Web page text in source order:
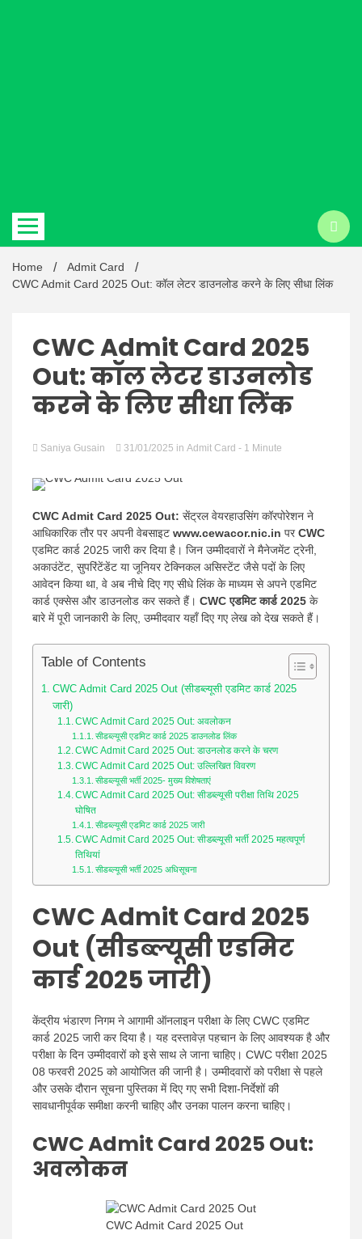
Latest
Hindi
News
Home
Admit Card
CWC Admit Card 2025 Out: कॉल लेटर डाउनलोड करने के लिए सीधा लिंक
CWC Admit Card 2025
Out: कॉल लेटर डाउनलोड
करने के लिए सीधा लिंक
Saniya Gusain 31/01/2025 in Admit Card - 1 Minute
CWC Admit Card 2025 Out: सेंट्रल वेयरहाउसिंग कॉरपोरेशन ने
आधिकारिक तौर पर अपनी वेबसाइट www.cewacor.nic.in परCWC
एडमिट कार्ड 2025 जारी कर दिया है। जिन उम्मीदवारों ने मैनेजमेंट ट्रेनी,
अकाउंटेंट, सुपरिंटेंडेंट या जूनियर टेक्निकल असिस्टेंट जैसे पदों के लिए
आवेदन किया था, वे अब नीचे दिए गए सीधे लिंक के माध्यम से अपने एडमिट
कार्ड एक्सेस और डाउनलोड कर सकते हैं। CWC एडमिट कार्ड 2025 के
बारे में पूरी जानकारी के लिए, उम्मीदवार यहाँ दिए गए लेख को देख सकते हैं।
Table of Contents
CWC Admit Card 2025 Out (सीडब्ल्यूसी एडमिट कार्ड 2025
जारी)
CWC Admit Card 2025 Out: अवलोकन
सीडब्ल्यूसी एडमिट कार्ड 2025 डाउनलोड लिंक
CWC Admit Card 2025 Out: डाउनलोड करने के चरण
CWC Admit Card 2025 Out: उल्लिखित विवरण
सीडब्ल्यूसी भर्ती 2025- मुख्य विशेषताएं
CWC Admit Card 2025 Out: सीडब्ल्यूसी परीक्षा तिथि 2025
घोषित
सीडब्ल्यूसी एडमिट कार्ड 2025 जारी
CWC Admit Card 2025 Out: सीडब्ल्यूसी भर्ती 2025 महत्वपूर्ण
तिथियां
सीडब्ल्यूसी भर्ती 2025 अधिसूचना
CWC Admit Card 2025
Out (सीडब्ल्यूसी एडमिट
कार्ड 2025 जारी)
केंद्रीय भंडारण निगम ने आगामी ऑनलाइन परीक्षा के लिए CWC एडमिट
कार्ड 2025 जारी कर दिया है। यह दस्तावेज़ पहचान के लिए आवश्यक है और
परीक्षा के दिन उम्मीदवारों को इसे साथ ले जाना चाहिए। CWC परीक्षा 2025
08 फरवरी 2025 को आयोजित की जानी है। उम्मीदवारों को परीक्षा से पहले
और उसके दौरान सूचना पुस्तिका में दिए गए सभी दिशा-निर्देशों की
सावधानीपूर्वक समीक्षा करनी चाहिए और उनका पालन करना चाहिए।
CWC Admit Card 2025 Out:
अवलोकन
CWC Admit Card 2025 Out